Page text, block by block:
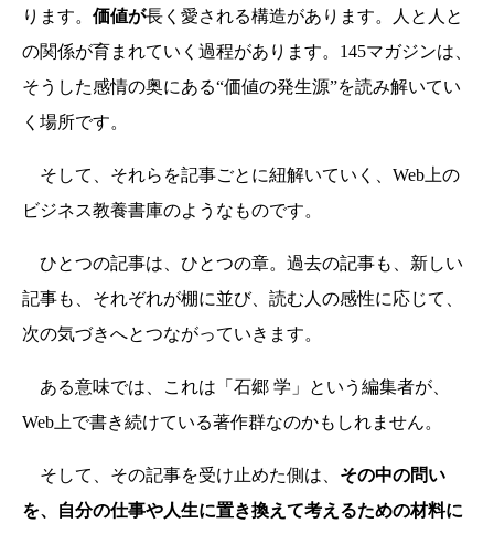
ります。 価値が長く愛される構造があります。人と人と
の関係が育まれていく過程があります。145マガジンは、
そうした感情の奥にある“価値の発生源”を読み解いてい
く場所です。
そして、それらを記事ごとに紐解いていく、Web上の
ビジネス教養書庫のようなものです。
ひとつの記事は、ひとつの章。過去の記事も、新しい
記事も、それぞれが棚に並び、読む人の感性に応じて、
次の気づきへとつながっていきます。
ある意味では、これは「石郷 学」という編集者が、
Web上で書き続けている著作群なのかもしれません。
そして、その記事を受け止めた側は、 その中の問い
を、自分の仕事や人生に置き換えて考えるための材料に